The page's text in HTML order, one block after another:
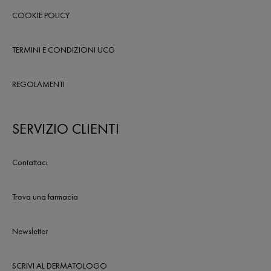
COOKIE POLICY
TERMINI E CONDIZIONI UCG
REGOLAMENTI
SERVIZIO CLIENTI
Contattaci
Trova una farmacia
Newsletter
SCRIVI AL DERMATOLOGO